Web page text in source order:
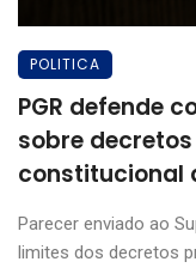
POLITICA
PGR defende
sobre
constitucional
Parecer enviado ao
limites dos decretos